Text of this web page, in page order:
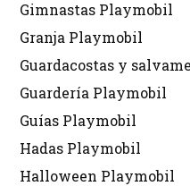
Gimnastas Playmobil
Granja Playmobil
Guardacostas y
Guardería Playmobil
Guías Playmobil
Hadas Playmobil
Halloween Playmobil